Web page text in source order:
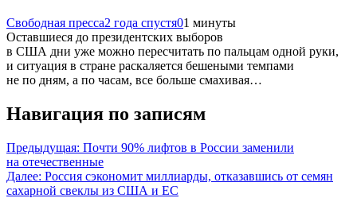
Свободная пресса2 года спустя01 минуты
Оставшиеся до президентских выборов
в США дни уже можно пересчитать по пальцам одной руки,
и ситуация в стране раскаляется бешеными темпами
не по дням, а по часам, все больше смахивая…
Навигация по записям
Предыдущая: Почти 90% лифтов в России заменили
на отечественные
Далее: Россия сэкономит миллиарды, отказавшись от семян
сахарной свеклы из США и ЕС